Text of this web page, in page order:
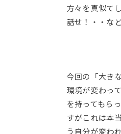
方々を真似て
話せ！・・な
今回の「大き
環境が変わっ
を持ってもら
すがこれは本
う自分が変わ